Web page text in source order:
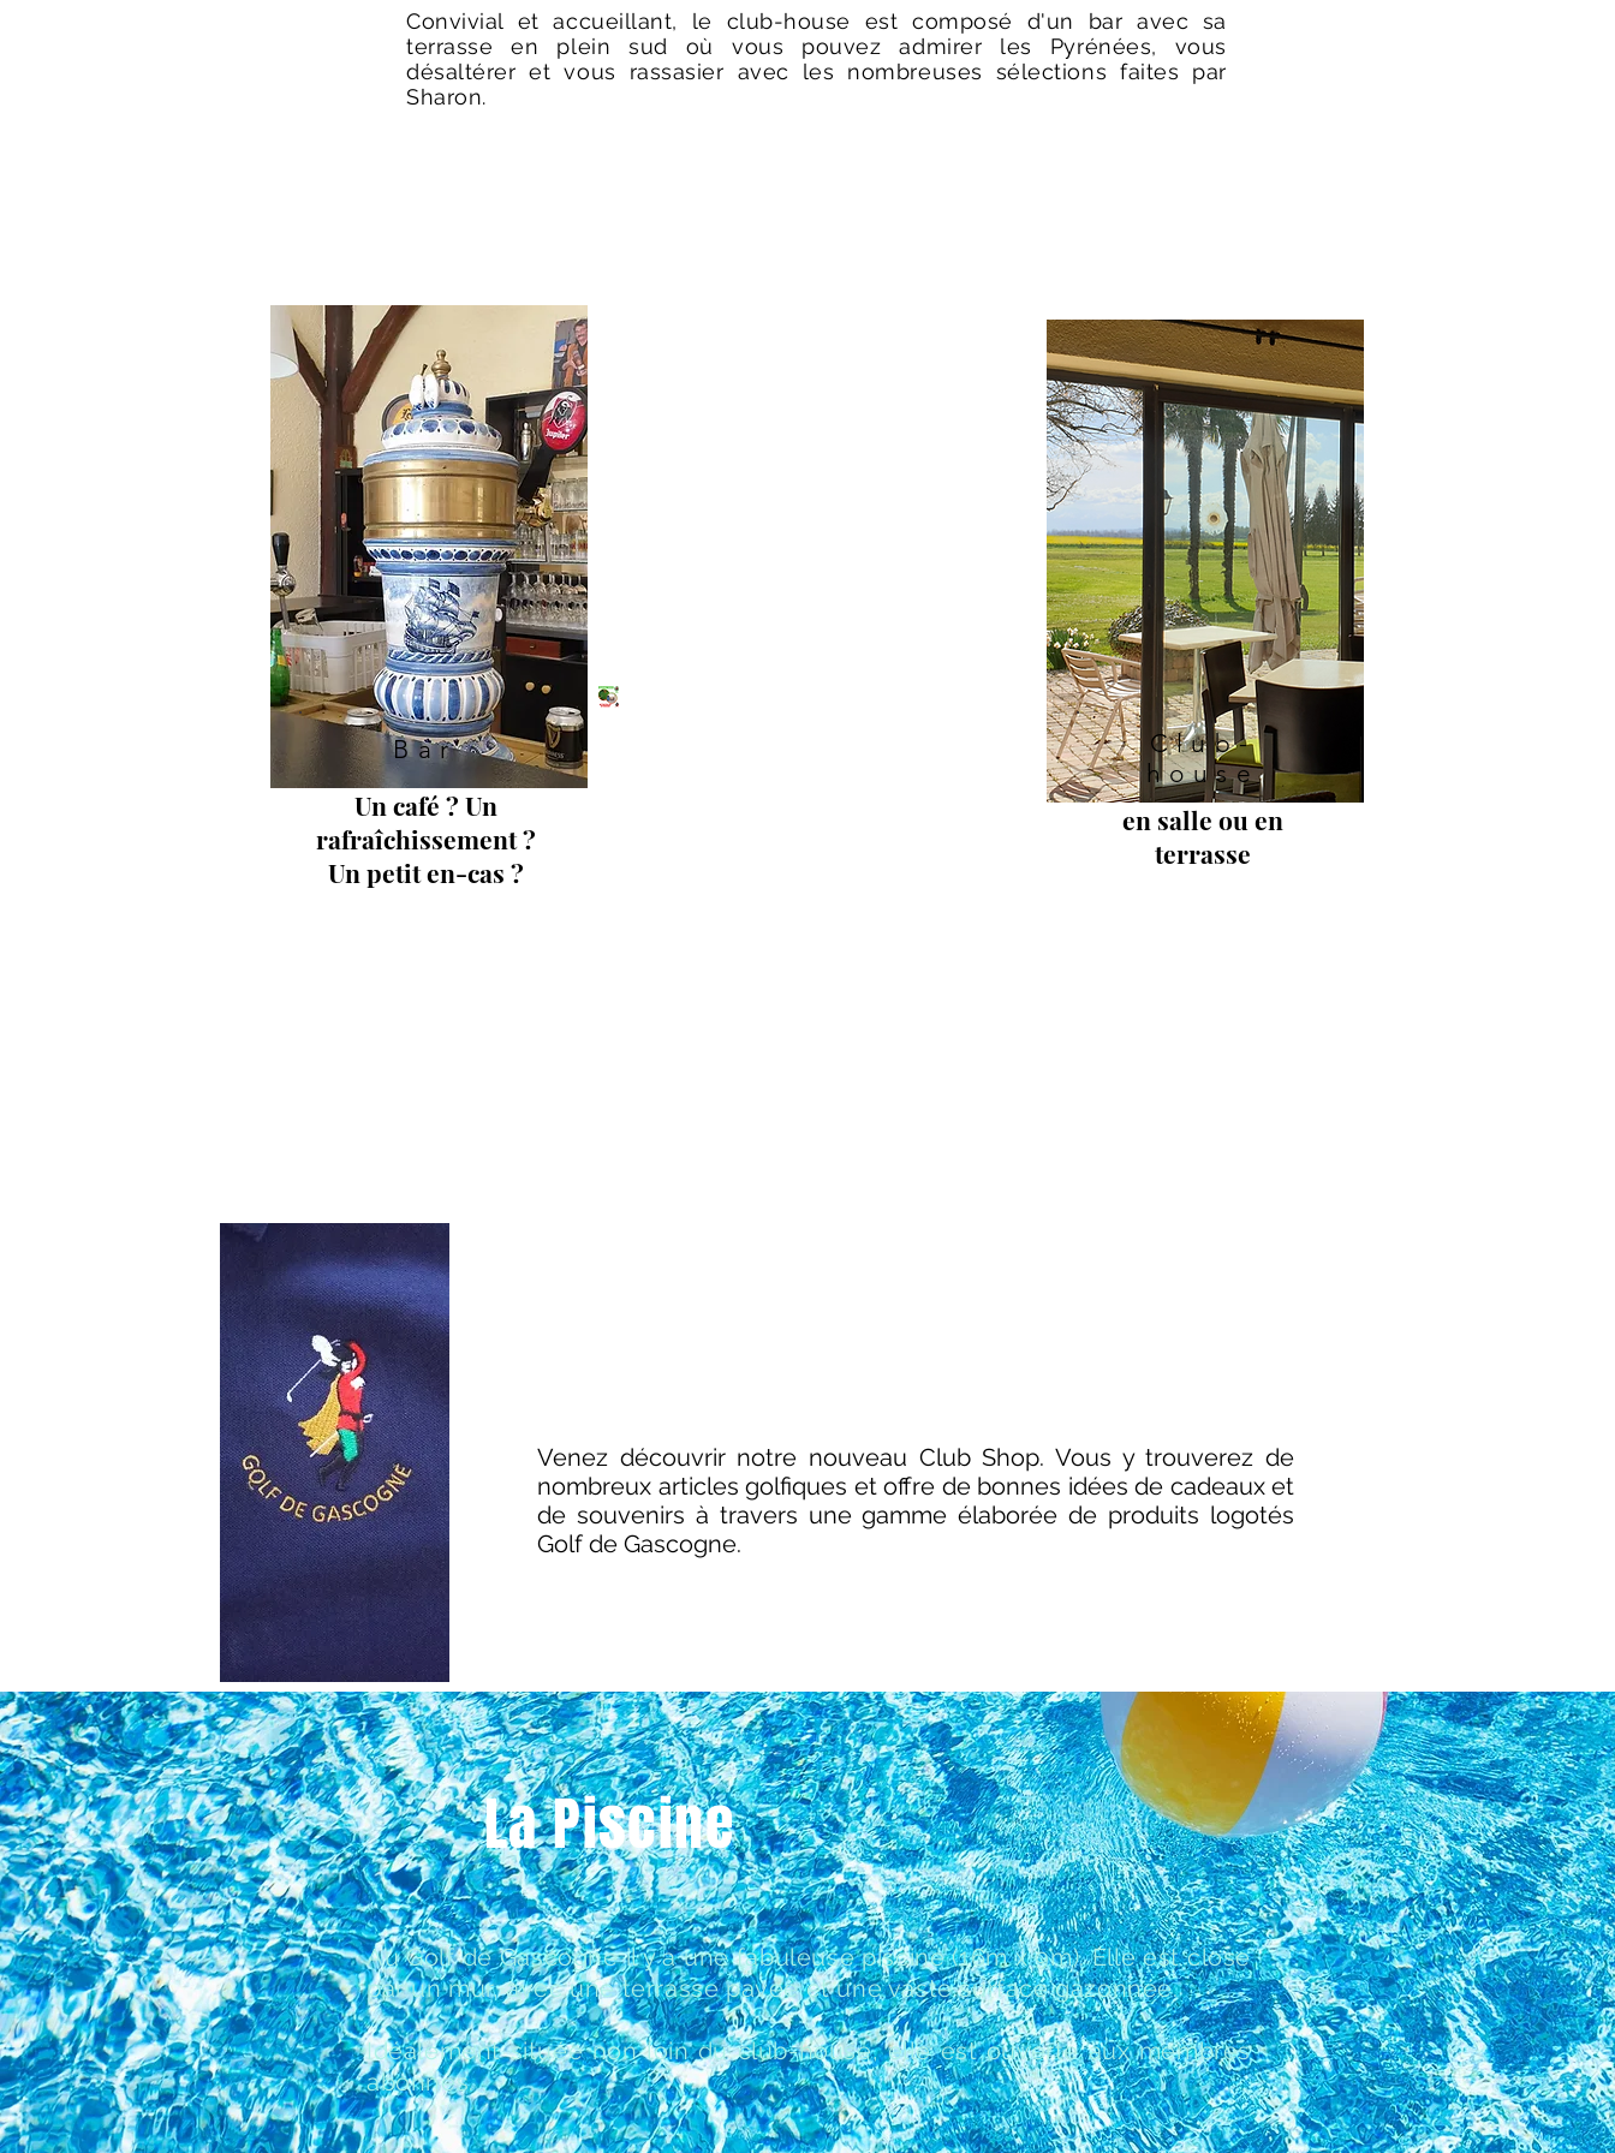
Convivial et accueillant, le club-house est composé d'un bar avec sa
terrasse en plein sud où vous pouvez admirer les Pyrénées, vous
désaltérer et vous rassasier avec les nombreuses sélections faites par
Sharon.
Bar
Un café ? Un
rafraîchissement ?
Un petit en-cas ?
Club-
house
en salle ou en
terrasse
Venez découvrir notre nouveau Club Shop. Vous y trouverez de
nombreux articles golfiques et offre de bonnes idées de cadeaux et
de souvenirs à travers une gamme élaborée de produits logotés
Golf de Gascogne.
La Piscine
Au Golf de Gascogne il y a une fabuleuse piscine (16m x 9m). Elle est close
par un mur, avec une terrasse pavée et une vaste surface gazonnée.
​Idéalement située non loin du club-house, elle est ouverte aux membres
abonnés.